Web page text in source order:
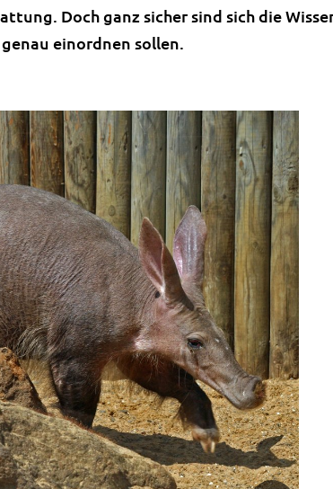
Doch ganz sicher sind sich die
einordnen sollen.